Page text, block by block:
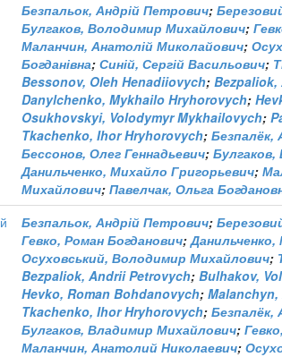
Безпальок, Андрій Петрович;
Булгаков, Володимир Михайлович;
Маланчин, Анатолій Миколайович;
Богданівна; Синій, Сергій Васильович;
Bessonov, Oleh Henadiiovych;
Danylchenko, Mykhailo Hryhorovych;
Osukhovskyi, Volodymyr Mykhailovych;
Tkachenko, Ihor Hryhorovych; Безпалёк,
Бессонов, Олег Геннадьевич;
Данильченко, Михайло Григорьевич;
Михайлович; Павелчак, Ольга
Безпальок, Андрій Петрович;
Гевко, Роман Богданович;
Осуховський, Володимир Михайлович;
Bezpaliok, Andrii Petrovych; Bulhakov,
Hevko, Roman Bohdanovych;
Tkachenko, Ihor Hryhorovych; Безпалёк,
Булгаков, Владимир Михайлович;
Маланчин, Анатолий Николаевич;